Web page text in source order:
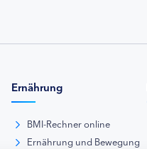
Ernährung
BMI-Rechner online
Ernährung und Bewegung